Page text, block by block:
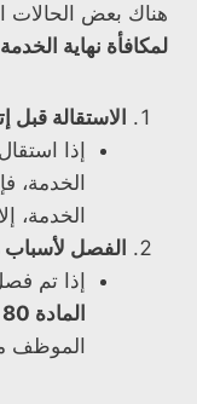
هناك بعض الحالات
لمكافأة نهاية الخدمة
الاستقالة قبل
إذا
الخدمة،
الخدمة،
الفصل لأسباب
إذا تم
المادة 80
الموظف